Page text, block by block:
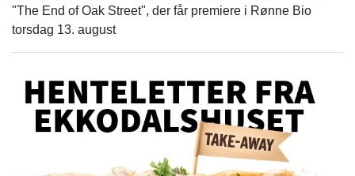
"The End of Oak Street", der får premiere i Rønne Bio
torsdag 13. august